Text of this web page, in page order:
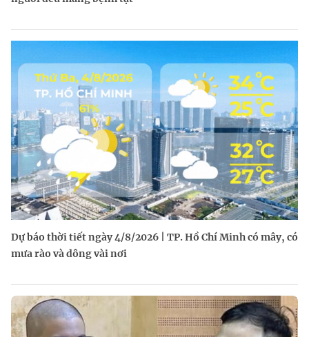
Dự báo thời tiết ngày 4/8/2026 | TP. Hồ Chí Minh có mây, có
mưa rào và dông vài nơi